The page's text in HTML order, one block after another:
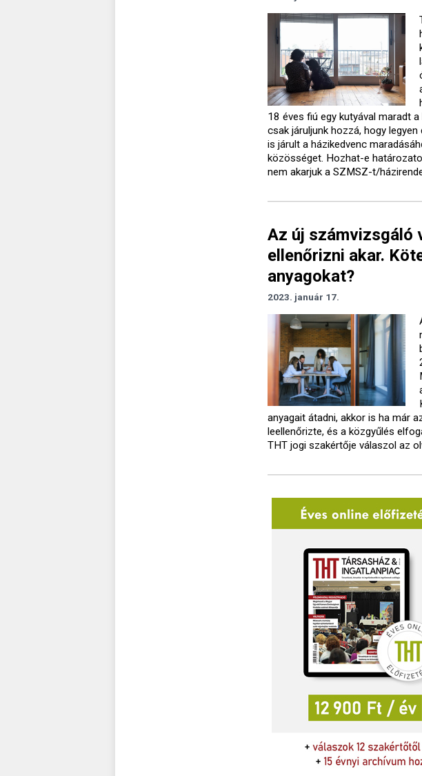
18 éves fiú egy kutyával maradt
csak járuljunk hozzá, hogy
is járult a házikedvenc
közösséget. Hozhat-e
nem akarjuk a SZMSZ-t/
Az új számvizsgáló
ellenőrizni akar.
anyagokat?
2023. január 17.
anyagait átadni, akkor is ha már
leellenőrizte, és a közgyűlés
THT jogi szakértője válaszol az